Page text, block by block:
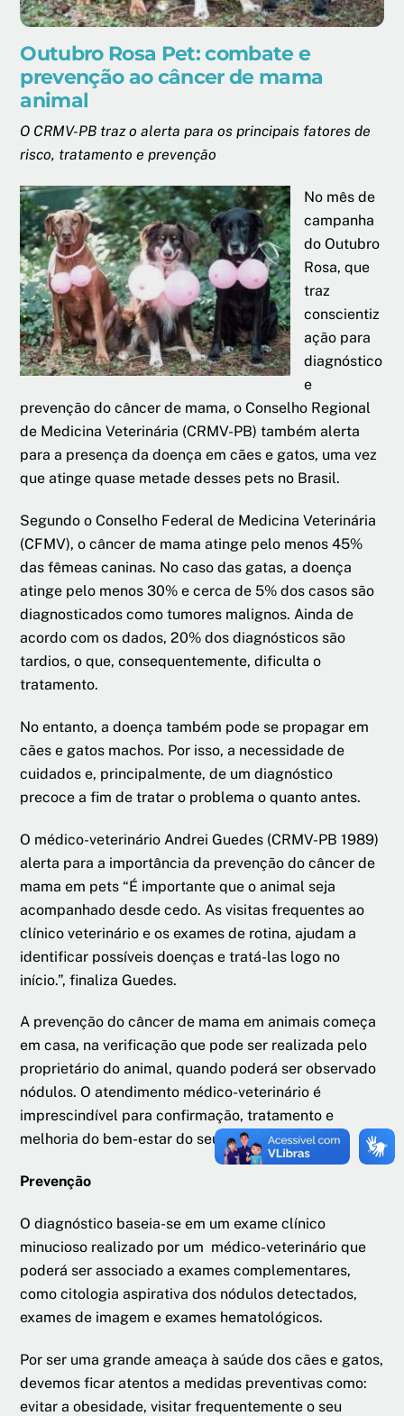
Outubro Rosa Pet: combate e
prevenção ao câncer de mama
animal
O CRMV-PB traz o alerta para os principais fatores de
risco, tratamento e prevenção
No mês de
campanha
do Outubro
Rosa, que
traz
conscientiz
ação para
diagnóstico
e
prevenção do câncer de mama, o Conselho Regional
de Medicina Veterinária (CRMV-PB) também alerta
para a presença da doença em cães e gatos, uma vez
que atinge quase metade desses pets no Brasil.
Segundo o Conselho Federal de Medicina Veterinária
(CFMV), o câncer de mama atinge pelo menos 45%
das fêmeas caninas. No caso das gatas, a doença
atinge pelo menos 30% e cerca de 5% dos casos são
diagnosticados como tumores malignos. Ainda de
acordo com os dados, 20% dos diagnósticos são
tardios, o que, consequentemente, dificulta o
tratamento.
No entanto, a doença também pode se propagar em
cães e gatos machos. Por isso, a necessidade de
cuidados e, principalmente, de um diagnóstico
precoce a fim de tratar o problema o quanto antes.
O médico-veterinário Andrei Guedes (CRMV-PB 1989)
alerta para a importância da prevenção do câncer de
mama em pets “É importante que o animal seja
acompanhado desde cedo. As visitas frequentes ao
clínico veterinário e os exames de rotina, ajudam a
identificar possíveis doenças e tratá-las logo no
início.”, finaliza Guedes.
A prevenção do câncer de mama em animais começa
em casa, na verificação que pode ser realizada pelo
proprietário do animal, quando poderá ser observado
nódulos. O atendimento médico-veterinário é
imprescindível para confirmação, tratamento e
melhoria do bem-estar do seu pet.
Prevenção
O diagnóstico baseia-se em um exame clínico
minucioso realizado por um médico-veterinário que
poderá ser associado a exames complementares,
como citologia aspirativa dos nódulos detectados,
exames de imagem e exames hematológicos.
Por ser uma grande ameaça à saúde dos cães e gatos,
devemos ficar atentos a medidas preventivas como:
evitar a obesidade, visitar frequentemente o seu